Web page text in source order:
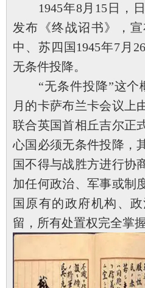
1945年8月15日，日
发布《终战诏书》，宣
中、苏四国1945年7月
无条件投降。
“无条件投降”这个
月的卡萨布兰卡会议上
联合英国首相丘吉尔正
心国必须无条件投降，
国不得与战胜方进行协
加任何政治、军事或制
国原有的政府机构、
留，所有处置权完全掌